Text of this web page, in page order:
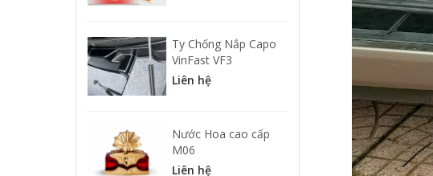
Ty Chống Nắp Capo
VinFast VF3
Liên hệ
Nước Hoa cao cấp
M06
Liên hệ